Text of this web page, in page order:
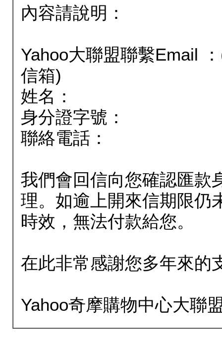
內容請說明：
Yahoo大聯盟聯繫Email
信箱)
姓名：
身分證字號：
聯絡電話：
我們會回信向您確認匯款
理。如逾上開來信期限仍
時效，無法付款給您。
在此非常感謝您多年來的
Yahoo奇摩購物中心大